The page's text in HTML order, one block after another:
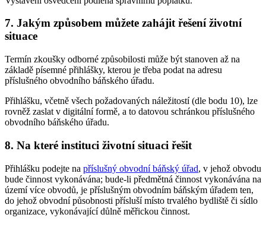
7. Jakým způsobem můžete zahájit řešení životní
situace
Termín zkoušky odborné způsobilosti může být stanoven až na
základě písemné přihlášky, kterou je třeba podat na adresu
příslušného obvodního báňského úřadu.
Přihlášku, včetně všech požadovaných náležitostí (dle bodu 10), lze
rovněž zaslat v digitální formě, a to datovou schránkou příslušného
obvodního báňského úřadu.
8. Na které instituci životní situaci řešit
Přihlášku podejte na příslušný obvodní báňský úřad, v jehož obvodu
bude činnost vykonávána; bude-li předmětná činnost vykonávána na
území více obvodů, je příslušným obvodním báňským úřadem ten,
do jehož obvodní působnosti přísluší místo trvalého bydliště či sídlo
organizace, vykonávající důlně měřickou činnost.